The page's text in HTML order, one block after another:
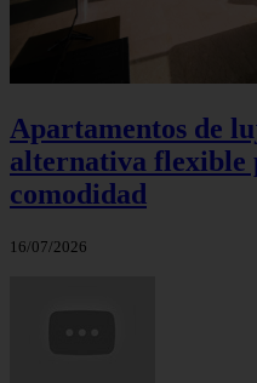
Apartamentos de
alternativa flexible
comodidad
16/07/2026